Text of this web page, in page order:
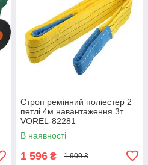
Строп ремінний поліестер 2
петлі 4м навантаження 3т
VOREL-82281
В наявності
1 596 ₴ 1 900 ₴